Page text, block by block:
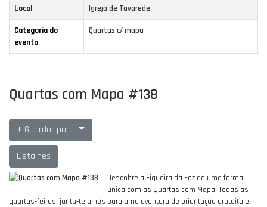
Local Igreja de Tavarede
Categoria do
evento
Quartas c/ mapa
Quartas com Mapa #138
Guardar para
Detalhes
Descobre a Figueira da Foz de uma forma
única com as Quartas com Mapa! Todas as
quartas-feiras, junta-te a nós para uma aventura de orientação gratuita e